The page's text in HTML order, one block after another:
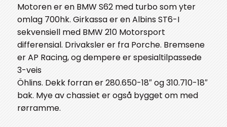
Motoren er en BMW S62 med turbo som yter
omlag 700hk. Girkassa er en Albins ST6-I
sekvensiell med BMW 210 Motorsport
differensial. Drivaksler er fra Porche. Bremsene
er AP Racing, og dempere er spesialtilpassede
3-veis
Öhlins. Dekk forran er 280.650-18″ og 310.710-18″
bak. Mye av chassiet er også bygget om med
rørramme.